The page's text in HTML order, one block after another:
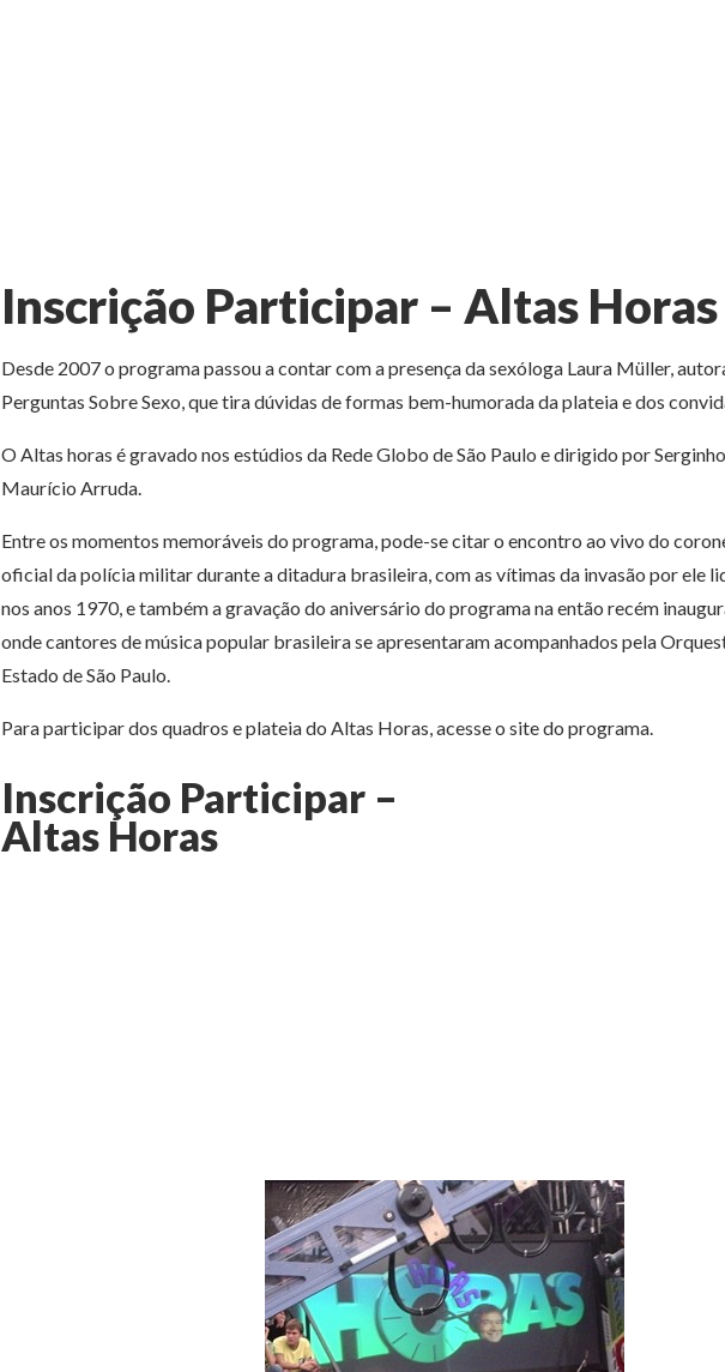
Inscrição Participar – Altas Horas
Desde 2007 o programa passou a contar com a presença da sexóloga Laura Müller,
Perguntas Sobre Sexo, que tira dúvidas de formas bem-humorada da plateia e dos
O Altas horas é gravado nos estúdios da Rede Globo de São Paulo e dirigido por
Maurício Arruda.
Entre os momentos memoráveis do programa, pode-se citar o encontro ao vivo do
oficial da polícia militar durante a ditadura brasileira, com as vítimas da invasão por ele
nos anos 1970, e também a gravação do aniversário do programa na então recém
onde cantores de música popular brasileira se apresentaram acompanhados pela
Estado de São Paulo.
Para participar dos quadros e plateia do Altas Horas, acesse o site do programa.
Inscrição Participar –
Altas Horas